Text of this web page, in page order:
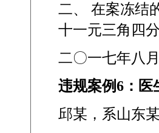
二、 在案冻结
十一元三角四
二〇一七年八
违规案例6 ：
邱某，系山东